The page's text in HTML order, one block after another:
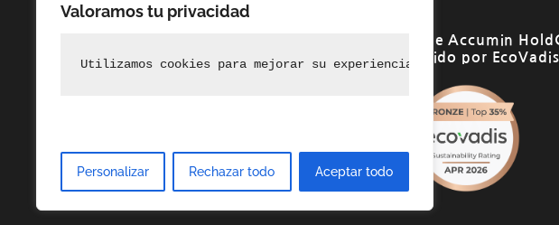
Valoramos tu privacidad
Utilizamos cookies para mejorar su experiencia de navegación,
Personalizar Rechazar todo Aceptar todo
Miembro de Accumin
reconocido por EcoVadis